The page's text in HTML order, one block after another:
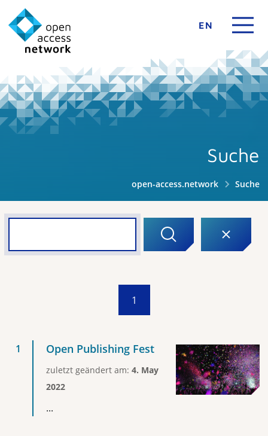
EN
Suche
open-access.network Suche
1
Open Publishing Fest
zuletzt geändert am: 4. May
2022
...